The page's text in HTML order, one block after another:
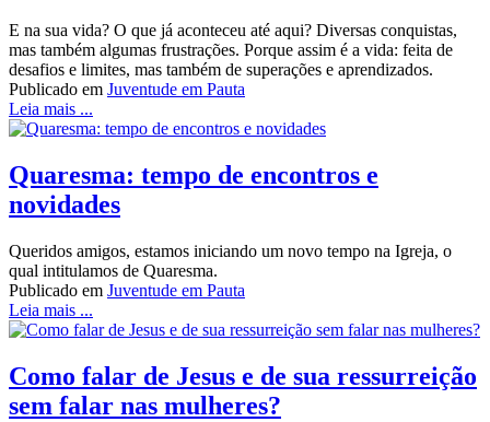
E na sua vida? O que já aconteceu até aqui? Diversas conquistas,
mas também algumas frustrações. Porque assim é a vida: feita de
desafios e limites, mas também de superações e aprendizados.
Publicado em Juventude em Pauta
Leia mais ...
Quaresma: tempo de encontros e
novidades
Queridos amigos, estamos iniciando um novo tempo na Igreja, o
qual intitulamos de Quaresma.
Publicado em Juventude em Pauta
Leia mais ...
Como falar de Jesus e de sua ressurreição
sem falar nas mulheres?